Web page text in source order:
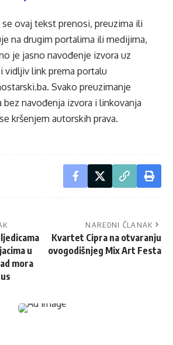
ovaj tekst prenosi, preuzima ili
na drugim portalima ili medijima,
je jasno navođenje izvora uz
vidljiv link prema portalu
. Svako preuzimanje
bez navođenja izvora i linkovanja
kršenjem autorskih prava.
u
mora
NAREDNI ČLANAK
Kvartet Cipra na otvaranju
ovogodišnjeg Mix Art Festa